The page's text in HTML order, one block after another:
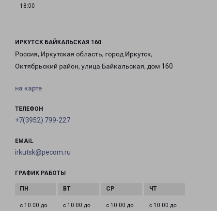
18:00
ИРКУТСК БАЙКАЛЬСКАЯ 160
Россия, Иркутская область, город Иркутск,
Октябрьский район, улица Байкальская, дом 160
на карте
ТЕЛЕФОН
+7(3952) 799-227
EMAIL
irkutsk@pecom.ru
ГРАФИК РАБОТЫ
с 10:00 до
с 10:00 до
с 10:00 до
с 10:00 до